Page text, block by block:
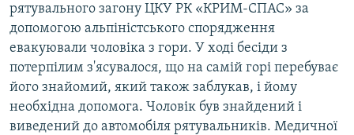
рятувального загону ЦКУ РК «КРИМ-СПАС» за
допомогою альпіністського спорядження
евакуювали чоловіка з гори. У ході бесіди з
потерпілим з'ясувалося, що на самій горі перебуває
його знайомий, який також заблукав, і йому
необхідна допомога. Чоловік був знайдений і
виведений до автомобіля рятувальників. Медичної